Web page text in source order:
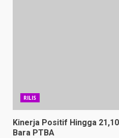
RILIS
Kinerja Positif Hingga
Bara PTBA